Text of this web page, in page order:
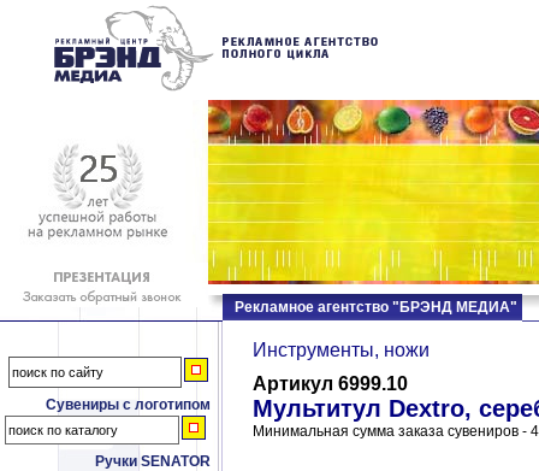
Сувениры с логотипом
Ручки SENATOR
Рекламное агентство "БРЭНД МЕДИА"
Инструменты, ножи
Артикул 6999.10
Мультитул Dextro,
Минимальная сумма заказа сувениров -